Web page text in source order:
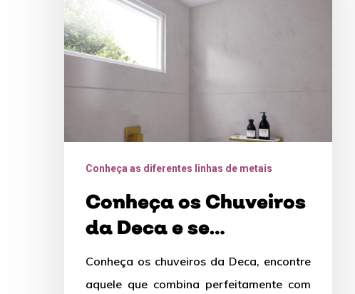
Deca
e
se
dessa
linha
Conheça as diferentes linhas de metais
Conheça os Chuveiros
da Deca e se
impressione com o
luxo dessa linha
Conheça os chuveiros da Deca, encontre
aquele que combina perfeitamente com